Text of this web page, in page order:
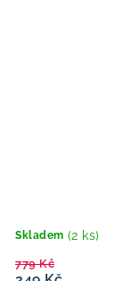
Skladem (2 ks)
779 Kč